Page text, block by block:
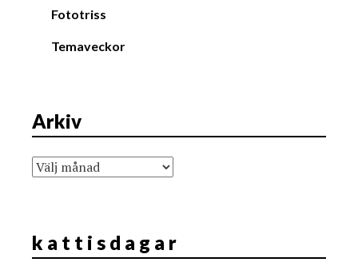
Fototriss
Temaveckor
Arkiv
Arkiv
k a t t i s d a g a r